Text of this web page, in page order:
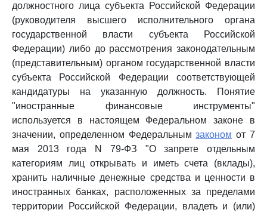
должностного лица субъекта Российской Федерации
(руководителя высшего исполнительного органа
государственной власти субъекта Российской
Федерации) либо до рассмотрения законодательным
(представительным) органом государственной власти
субъекта Российской Федерации соответствующей
кандидатуры на указанную должность. Понятие
"иностранные финансовые инструменты"
используется в настоящем Федеральном законе в
значении, определенном Федеральнымзаконом от 7
мая 2013 года N 79-ФЗ "О запрете отдельным
категориям лиц открывать и иметь счета (вклады),
хранить наличные денежные средства и ценности в
иностранных банках, расположенных за пределами
территории Российской Федерации, владеть и (или)